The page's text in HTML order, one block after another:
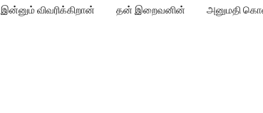
அனுமதி
தன் இறைவனின்
இன்னும் விவரிக்கிறான்